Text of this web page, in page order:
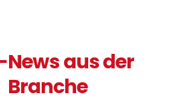
aus der
Branche